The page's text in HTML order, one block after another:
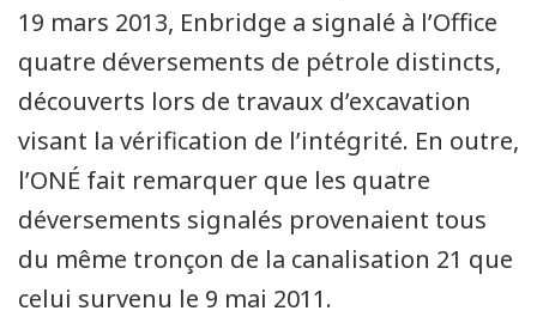
19 mars 2013, Enbridge a signalé à l’Office
quatre déversements de pétrole distincts,
découverts lors de travaux d’excavation
visant la vérification de l’intégrité. En outre,
l’ONÉ fait remarquer que les quatre
déversements signalés provenaient tous
du même tronçon de la canalisation 21 que
celui survenu le 9 mai 2011.